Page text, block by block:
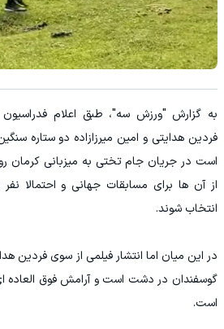
به گزارش "ورزش سه"، طبق اعلام
فردین هدایتی و امین میرزازاده دو ستاره
است در جریان جام تختی به میزبانی کرمان
از آن ها برای مسابقات جهانی و احتمالا
انتخاب شوند.
در این میان اما انتشار فیلمی از سوی فردین
گوسفندان در دشت است و آرامش فوق العاده ای
است.